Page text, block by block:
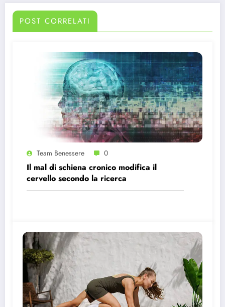
POST CORRELATI
Team Benessere 0
Il mal di schiena cronico modifica il
cervello secondo la ricerca